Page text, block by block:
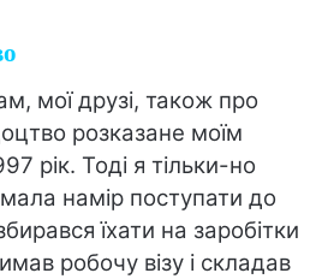
мої друзі, також про
розказане моїм
рік. Тоді я тільки-но
намір поступати до
їхати на заробітки
робочу візу і складав